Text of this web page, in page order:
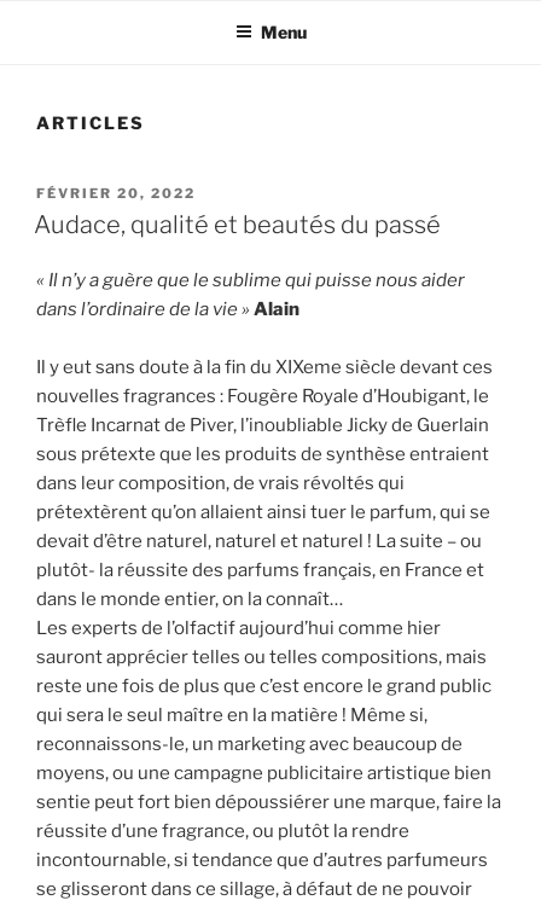
Menu
ARTICLES
PUBLIÉ
LE
FÉVRIER 20, 2022
Audace, qualité et beautés du passé
« Il n’y a guère que le sublime qui puisse nous aider
dans l’ordinaire de la vie » Alain
Il y eut sans doute à la fin du XIXeme siècle devant ces
nouvelles fragrances : Fougère Royale d’Houbigant, le
Trèfle Incarnat de Piver, l’inoubliable Jicky de Guerlain
sous prétexte que les produits de synthèse entraient
dans leur composition, de vrais révoltés qui
prétextèrent qu’on allaient ainsi tuer le parfum, qui se
devait d’être naturel, naturel et naturel ! La suite – ou
plutôt- la réussite des parfums français, en France et
dans le monde entier, on la connaît…
Les experts de l’olfactif aujourd’hui comme hier
sauront apprécier telles ou telles compositions, mais
reste une fois de plus que c’est encore le grand public
qui sera le seul maître en la matière ! Même si,
reconnaissons-le, un marketing avec beaucoup de
moyens, ou une campagne publicitaire artistique bien
sentie peut fort bien dépoussiérer une marque, faire la
réussite d’une fragrance, ou plutôt la rendre
incontournable, si tendance que d’autres parfumeurs
se glisseront dans ce sillage, à défaut de ne pouvoir